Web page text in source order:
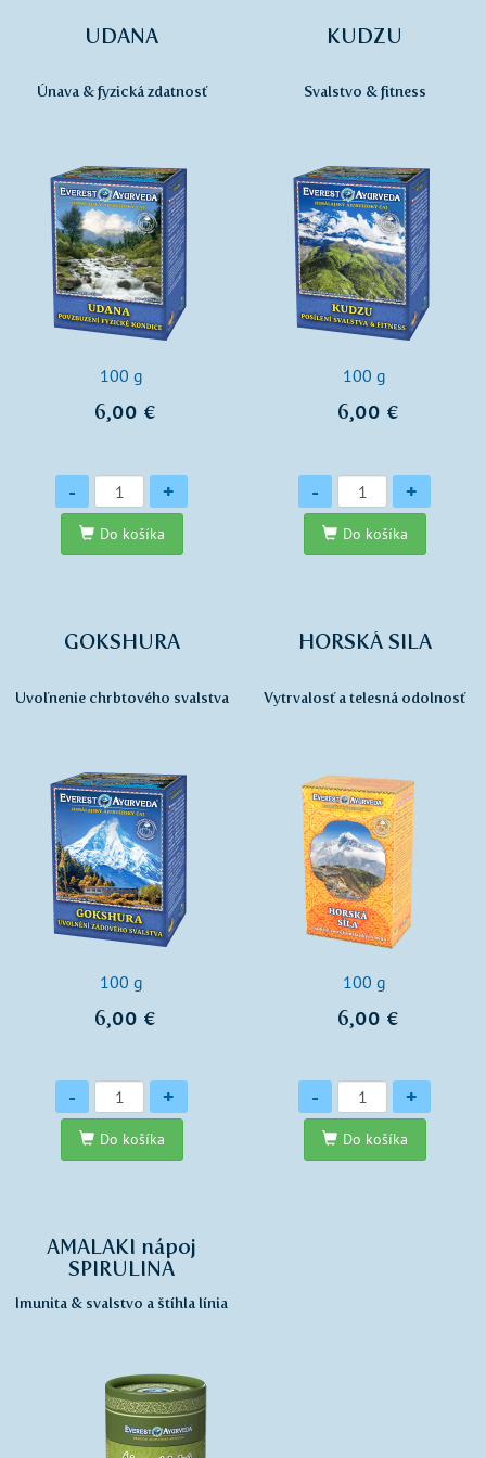
UDANA
Únava & fyzická zdatnosť
100 g
6,00 €
Množstvo
- +
Do košíka
KUDZU
Svalstvo & fitness
100 g
6,00 €
Množstvo
- +
Do košíka
GOKSHURA
Uvoľnenie chrbtového svalstva
100 g
6,00 €
Množstvo
- +
Do košíka
HORSKÁ SILA
Vytrvalosť a telesná odolnosť
100 g
6,00 €
Množstvo
- +
Do košíka
AMALAKI nápoj
SPIRULINA
Imunita & svalstvo a štíhla línia